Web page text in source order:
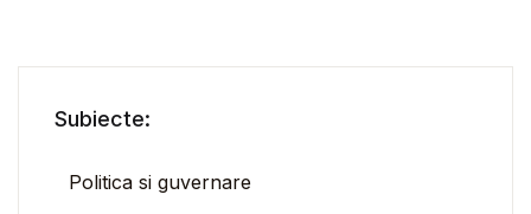
Subiecte:
Politica si guvernare